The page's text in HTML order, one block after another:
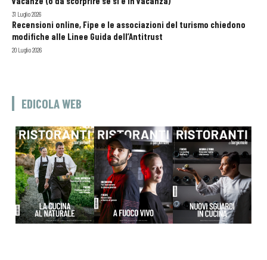
31 Luglio 2026
Recensioni online, Fipe e le associazioni del turismo chiedono
modifiche alle Linee Guida dell’Antitrust
20 Luglio 2026
EDICOLA WEB